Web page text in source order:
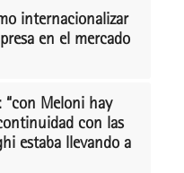
internacionalizar
en el mercado
Meloni hay
con las
estaba llevando a